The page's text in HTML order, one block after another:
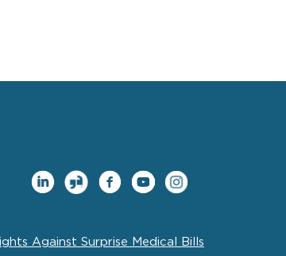
Against Surprise Medical Bills